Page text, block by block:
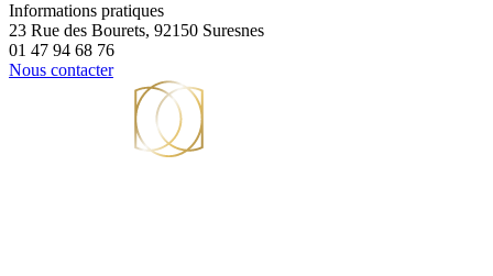
Informations pratiques
23 Rue des Bourets, 92150 Suresnes
01 47 94 68 76
Nous contacter